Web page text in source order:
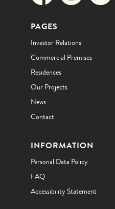
PAGES
Investor Relations
Commercial Premises
Residences
Our Projects
News
Contact
INFORMATION
Personal Data Policy
FAQ
Accessibility Statement